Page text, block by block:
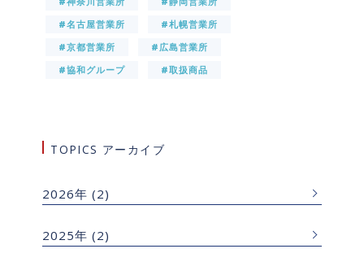
#名古屋営業所
#札幌営業所
#京都営業所
#広島営業所
#協和グループ
#取扱商品
TOPICS アーカイブ
2026年 (2)
2025年 (2)